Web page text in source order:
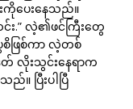
ကိုပေးနေသည်။
င်း.” လဲ့၏ဖင်ကြီးတွေ
စိဖြစ်ကာ လဲ့တစ်
လိုးသွင်းနေရာက
။ ပြီးပါပြီ